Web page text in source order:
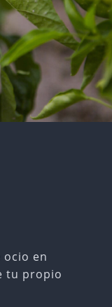
en
tu propio